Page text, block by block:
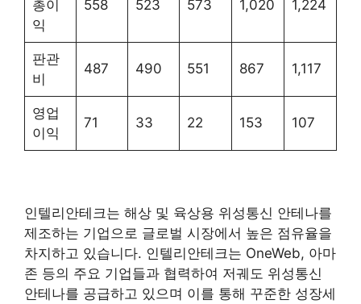
총이
익
558 523 573 1,020 1,224
판관
비
487 490 551 867 1,117
영업
이익
71 33 22 153 107
인텔리안테크는 해상 및 육상용 위성통신 안테나를
제조하는 기업으로 글로벌 시장에서 높은 점유율을
차지하고 있습니다. 인텔리안테크는 OneWeb, 아마
존 등의 주요 기업들과 협력하여 저궤도 위성통신
안테나를 공급하고 있으며 이를 통해 꾸준한 성장세